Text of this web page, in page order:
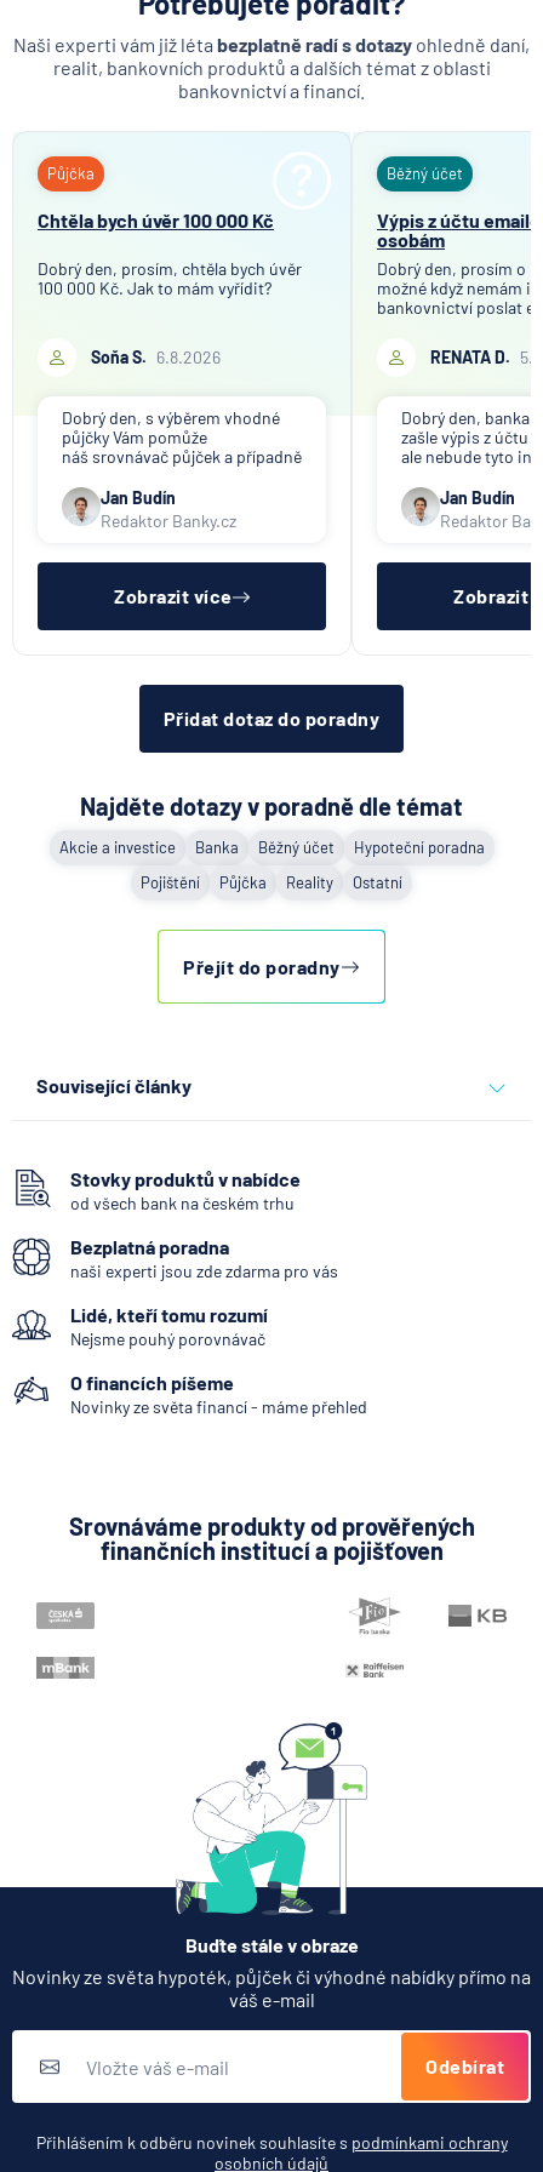
Modrá pyramida stavební spořitelna
MONETA Money Bank
Národní rozvojová banka
NEY spořitelní družstvo
NN Penzijní společnost
Oberbank AG
Raiffeisen stavební spořitelna
Sparkasse Oberlausitz
Stavební spořitelna České spořitelny
SV pojišťovna
Trinity Bank
Volksbank Löbau-Zittau eG
Volksbank Raiffeisenbank Nordoberpfalz eG
Všeobecná zdravotní pojišťovna
Naši experti vám již léta bezplatně radí s dotazy ohledně daní,
realit, bankovních produktů a dalších témat z oblasti
bankovnictví a financí.
Půjčka
Chtěla bych úvěr 100 000 Kč
Dobrý den, prosím, chtěla bych úvěr
100 000 Kč. Jak to mám vyřídit?
Soňa S. 6.8.2026
Dobrý den, s výběrem vhodné
půjčky Vám pomůže
náš srovnávač půjček a případně
půjček. Pro získání půjčky je
třeba mít dostatečný příjem,
nebýt ve zkušební ani výpovědní
Jan Budín
Redaktor Banky.cz
Zobrazit více
Běžný účet
Výpis z účtu
osobám
Dobrý den, prosím o
možné když nemám
bankovnictví poslat
společnosti, které
účelem ověření
RENATA D.
Dobrý den, banka
zašle výpis z účtu
ale nebude tyto
společnosti).
přeposlání emailu
jiným osobám či
Jan Budín
Redaktor
Zobrazit
Přidat dotaz do poradny
Najděte dotazy v poradně dle témat
Akcie a investice Banka Běžný účet
Hypoteční poradna
Pojištění
Půjčka Reality Ostatní
Přejít do poradny
Související články
přímo v Partners App
5.8.2026 Daně
Jak dnes vykládat výsledky
zátěžových testů ČNB
Banka
Zobrazit všechny články
Stovky produktů v nabídce
od všech bank na českém trhu
Bezplatná poradna
naši experti jsou zde zdarma pro vás
Lidé, kteří tomu rozumí
Nejsme pouhý porovnávač
O financích píšeme
Novinky ze světa financí - máme přehled
Srovnáváme produkty od prověřených
finančních institucí a pojišťoven
Buďte stále v obraze
Novinky ze světa hypoték, půjček či výhodné nabídky přímo na
váš e-mail
Odebírat
Přihlášením k odběru novinek souhlasíte s podmínkami ochrany
osobních údajů